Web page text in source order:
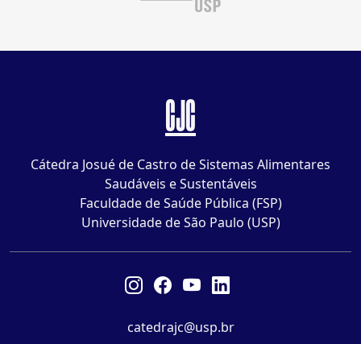
CJC
Cátedra Josué de Castro de Sistemas Alimentares
Saudáveis e Sustentáveis
Faculdade de Saúde Pública (FSP)
Universidade de São Paulo (USP)
catedrajc@usp.br